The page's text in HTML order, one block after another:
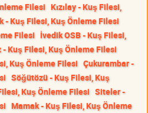
Filesi Kızılay - Kuş Filesi,
- Kuş Filesi, Kuş Önleme Filesi
Filesi İvedik OSB - Kuş Filesi,
- Kuş Filesi, Kuş Önleme Filesi
Kuş Önleme Filesi Çukurambar -
Söğütözü - Kuş Filesi, Kuş
Kuş Önleme Filesi Siteler -
Mamak - Kuş Filesi, Kuş Önleme